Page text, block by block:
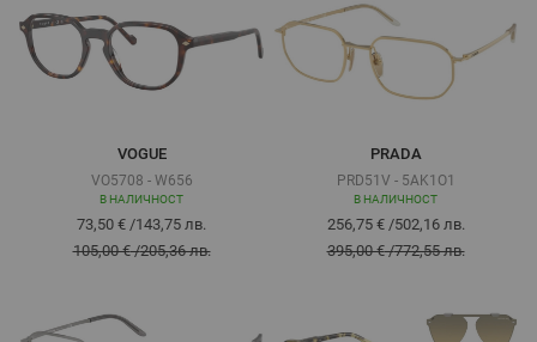
VOGUE
VO5708 - W656
В НАЛИЧНОСТ
73,50 € /143,75 лв.
105,00 €/205,36 лв.
PRADA
PRD51V - 5AK1O1
В НАЛИЧНОСТ
256,75 €/502,16 лв.
395,00 €/772,55 лв.